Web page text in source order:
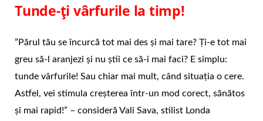
Tunde-ți vârfurile la timp!
”Părul tău se încurcă tot mai des și mai tare? Ți-e tot mai
greu să-l aranjezi și nu știi ce să-i mai faci? E simplu:
tunde vârfurile! Sau chiar mai mult, când situația o cere.
Astfel, vei stimula creșterea într-un mod corect, sănătos
și mai rapid!” – consideră Vali Sava, stilist Londa